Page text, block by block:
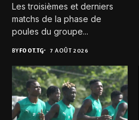
Les troisièmes et derniers
matchs de la phase de
poules du groupe...
BYFOOT.TG 7 AOÛT 2026